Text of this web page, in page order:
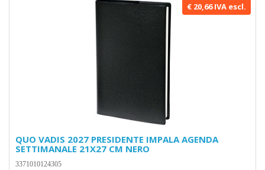
€ 20,66 IVA escl.
QUO VADIS 2027 PRESIDENTE IMPALA AGENDA
SETTIMANALE 21X27 CM NERO
3371010124305